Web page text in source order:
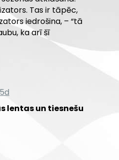
Tas ir tāpēc,
iedrošina, – “tā
ka arī šī
lentas un tiesnešu